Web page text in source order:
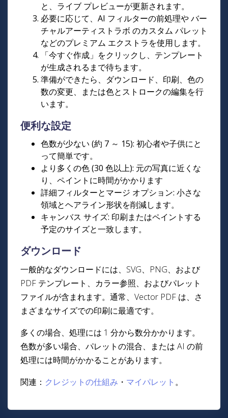
と、ライブ プレビューが更新されます。
必要に応じて、AI フィルターの前処理や バー
チャルアーティストラボ のカスタム パレット
などのプレミアム エクストラを使用します。
「今すぐ作成」をクリックし、テンプレート
が生成されるまで待ちます。
準備ができたら、ダウンロード、印刷、色の
数の変更、または色とストロークの編集を行
います。
便利な設定
色数が少ない (約 7 ～ 15): 初心者や子供にと
って簡単です。
より多くの色 (30 色以上): 元の写真に近くな
り、ペイントに時間がかかります
詳細フィルターとマージ オプション: 小さな
領域とヘアライン形状を削減します。
キャンバス サイズ: 印刷またはペイントする
予定のサイズと一致します。
ダウンロード
一般的なダウンロードには、SVG、PNG、および
PDF テンプレート、カラー参照、およびパレット
ファイルが含まれます。通常、Vector PDF は、さ
まざまなサイズでの印刷に最適です。
多くの場合、処理には 1 分から数分かかります。
色数が多い場合、パレットの混合、または AI の前
処理には時間がかかることがあります。
関連： クレジットの仕組み ・ マイパレット 。